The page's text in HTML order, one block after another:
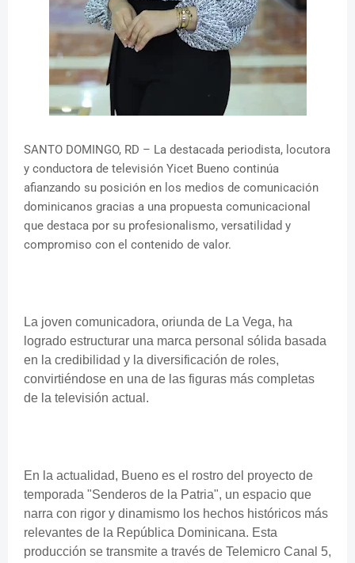
SANTO DOMINGO, RD – La destacada periodista, locutora
y conductora de televisión Yicet Bueno continúa
afianzando su posición en los medios de comunicación
dominicanos gracias a una propuesta comunicacional
que destaca por su profesionalismo, versatilidad y
compromiso con el contenido de valor.
La joven comunicadora, oriunda de La Vega, ha
logrado estructurar una marca personal sólida basada
en la credibilidad y la diversificación de roles,
convirtiéndose en una de las figuras más completas
de la televisión actual.
En la actualidad, Bueno es el rostro del proyecto de
temporada "Senderos de la Patria", un espacio que
narra con rigor y dinamismo los hechos históricos más
relevantes de la República Dominicana. Esta
producción se transmite a través de Telemicro Canal 5,